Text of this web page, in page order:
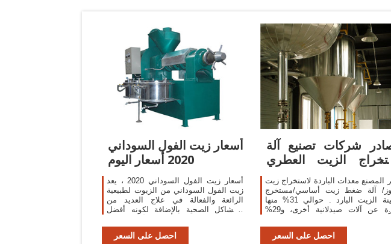
أسعار زيت الفول السوداني
2020 أسعار اليوم
أسعار زيت الفول السوداني 2020 ، يعد
زيت الفول السوداني من الزيوت لطبيعية
الرائعة والفعالة في علاج العديد من
المشاكل الصحية بالإضافة لكونه أفضل
احصل على السعر
شركات تصنيع آلة
الزيت العطري
وآلة استخراج
المصنع معدات الباردة لاستخراج زيت
آلة ضغط زيت أساسي/مستخرج
ماكينة الزيت البارد . حوالي 31% منها
عبارة عن آلات صيدلانية أخرى، و29%
مبخر. هناك 1774 آلة استخراج الزيت
العطري من
احصل على السعر